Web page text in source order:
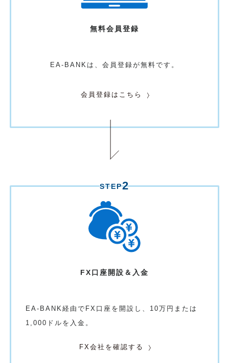
無料会員登録
EA-BANKは、 会員登録が無料です。
会員登録はこちら
STEP2
FX口座開設＆入金
EA-BANK経由でFX口座を開設し、10万円または
1,000ドルを入金。
FX会社を確認する